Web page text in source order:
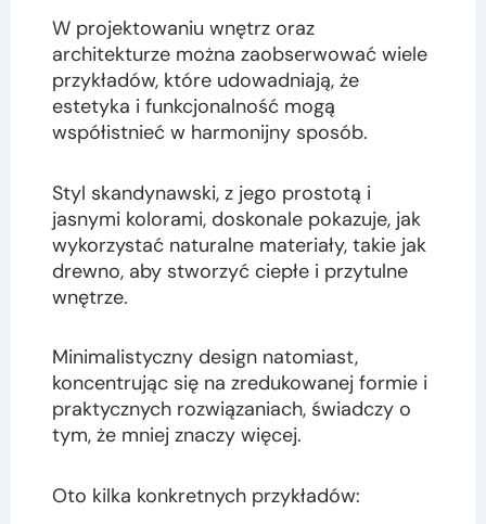
W projektowaniu wnętrz oraz
architekturze można zaobserwować wiele
przykładów, które udowadniają, że
estetyka i funkcjonalność mogą
współistnieć w harmonijny sposób.
Styl skandynawski, z jego prostotą i
jasnymi kolorami, doskonale pokazuje, jak
wykorzystać naturalne materiały, takie jak
drewno, aby stworzyć ciepłe i przytulne
wnętrze.
Minimalistyczny design natomiast,
koncentrując się na zredukowanej formie i
praktycznych rozwiązaniach, świadczy o
tym, że mniej znaczy więcej.
Oto kilka konkretnych przykładów: